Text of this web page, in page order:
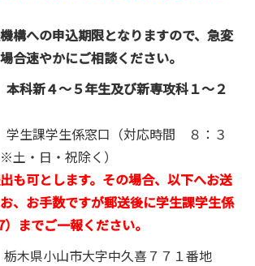
構への申込期限となりますので、 急変
合速やかにご相談ください。
科新４～５年生及び新専攻科１～２
生課学生係窓口（対応時間 ８：３
土・日・祝除く）
も可とします。その場合、以下へお送
、お手数ですが郵送後に学生課学生係
）までご一報ください。
木県小山市大字中久喜７７１番地